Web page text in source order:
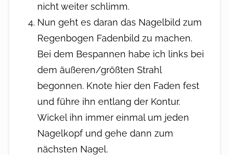
nicht weiter schlimm.
Nun geht es daran das Nagelbild zum
Regenbogen Fadenbild zu machen.
Bei dem Bespannen habe ich links bei
dem äußeren/größten Strahl
begonnen. Knote hier den Faden fest
und führe ihn entlang der Kontur.
Wickel ihn immer einmal um jeden
Nagelkopf und gehe dann zum
nächsten Nagel.